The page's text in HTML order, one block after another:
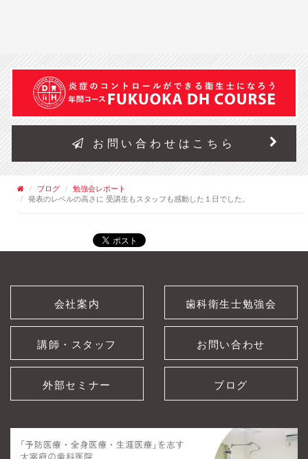
お問い合わせはこちら
ブログ
勉強会レポート
発表のレベルの高さに 受講生もスタッフも感動した１日でした。
会社案内 歯科衛生士勉強会
講師・スタッフ お問い合わせ
外部セミナー ブログ